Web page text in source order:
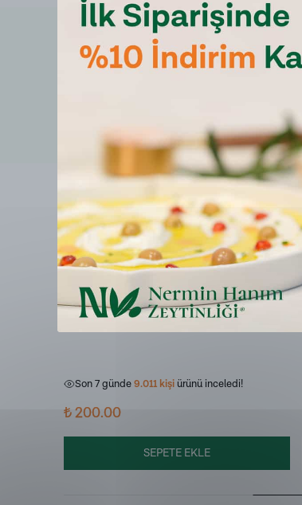
Yorumlar
16 Yorum
Dağ Kekiği (90gr)
Son 7 günde9.011 kişi ürünü inceledi!
₺ 200.00
SEPETE EKLE